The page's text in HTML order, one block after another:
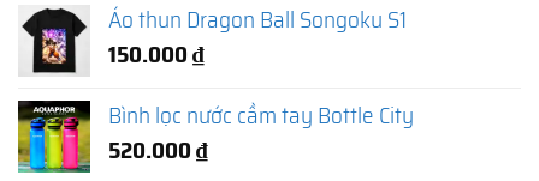
Áo thun Dragon Ball Songoku S1
150.000₫
Bình lọc nước cầm tay Bottle City
520.000₫